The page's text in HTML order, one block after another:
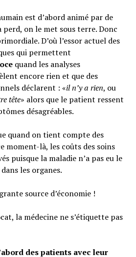
est d’abord animé par de
perd, on le met sous terre. Donc
D’où l’essor actuel des
qui permettent
quand les analyses
encore rien et que des
déclarent : «il n’y a rien, ou
tête» alors que le patient ressent
désagréables.
quand on tient compte des
moment-là, les coûts des soins
puisque la maladie n’a pas eu le
les organes.
source d’économie !
la médecine ne s’étiquette pas
des patients avec leur